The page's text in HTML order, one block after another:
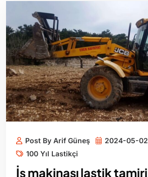
Post By Arif Güneş
2024-05-02
100 Yıl Lastikçi
İş makinası lastik tamiri